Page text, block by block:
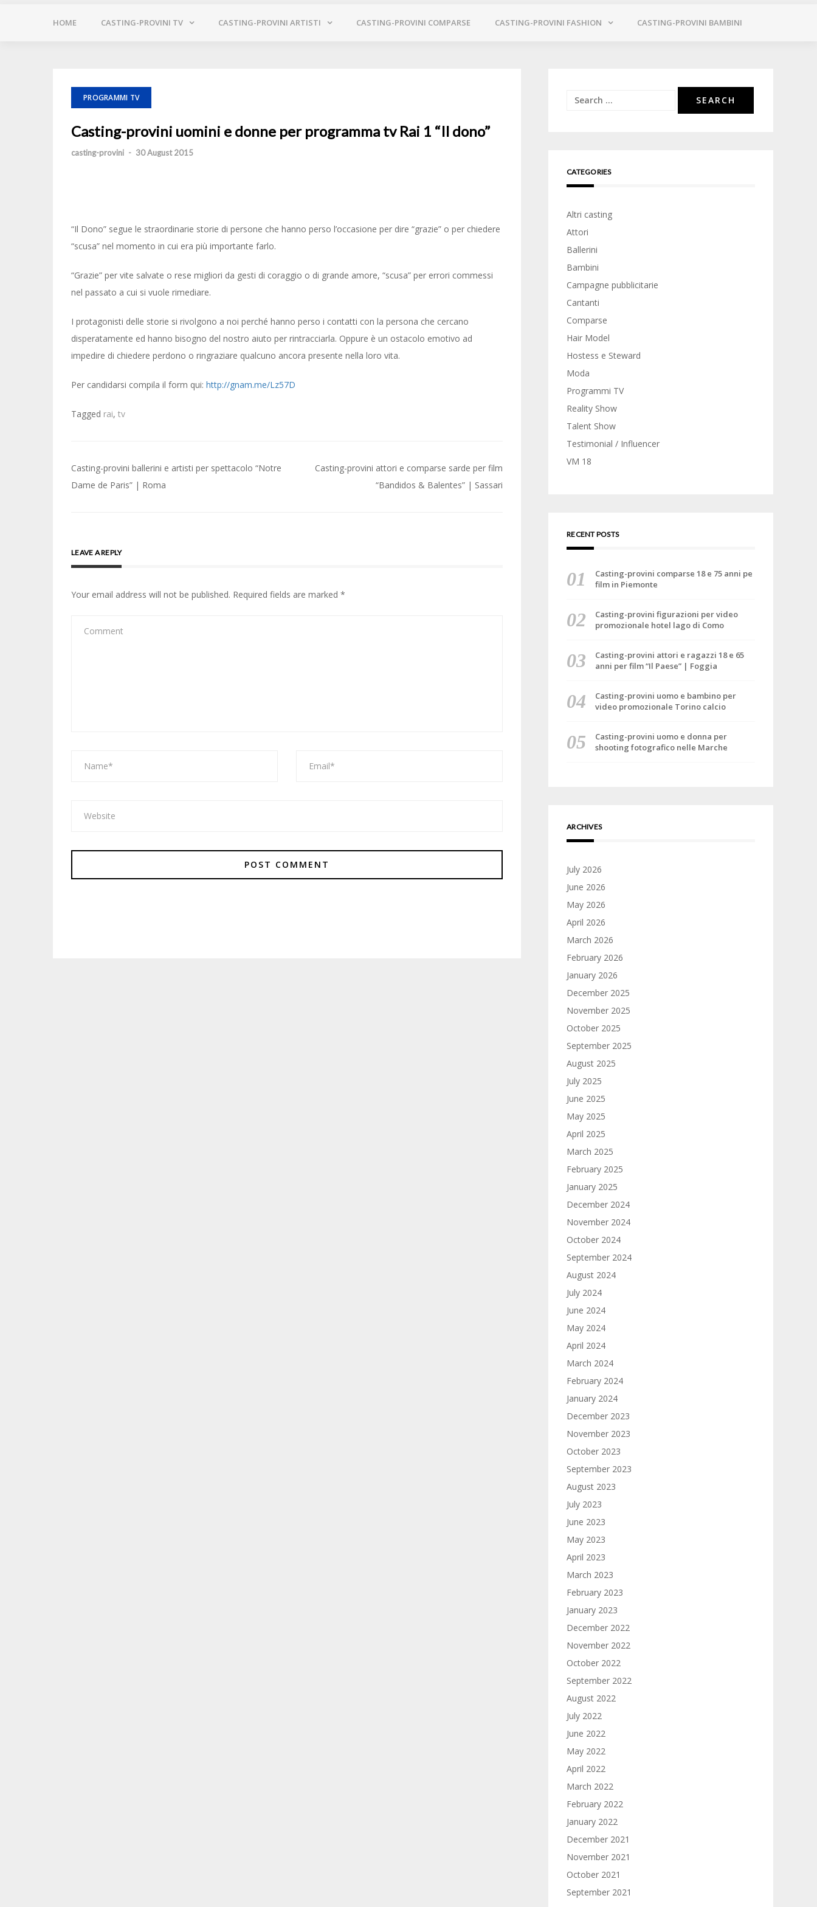
HOME CASTING-PROVINI TV CASTING-PROVINI ARTISTI CASTING-PROVINI COMPARSE CASTING-PROVINI FASHION CASTING-PROVINI BAMBINI
PROGRAMMI TV
Casting-provini uomini e donne per programma tv Rai 1 “Il dono”
casting-provini - 30 August 2015
“Il Dono” segue le straordinarie storie di persone che hanno perso l’occasione per dire “grazie” o per chiedere
“scusa” nel momento in cui era più importante farlo.
“Grazie” per vite salvate o rese migliori da gesti di coraggio o di grande amore, “scusa” per errori commessi
nel passato a cui si vuole rimediare.
I protagonisti delle storie si rivolgono a noi perché hanno perso i contatti con la persona che cercano
disperatamente ed hanno bisogno del nostro aiuto per rintracciarla. Oppure è un ostacolo emotivo ad
impedire di chiedere perdono o ringraziare qualcuno ancora presente nella loro vita.
Per candidarsi compila il form qui: http://gnam.me/Lz57D
Tagged rai, tv
Post
navigation
Casting-provini ballerini e artisti per spettacolo “Notre
Dame de Paris” | Roma
Casting-provini attori e comparse sarde per film
“Bandidos & Balentes” | Sassari
LEAVE A REPLY
Your email address will not be published. Required fields are marked *
Search
CATEGORIES
Altri casting
Attori
Ballerini
Bambini
Campagne pubblicitarie
Cantanti
Comparse
Hair Model
Hostess e Steward
Moda
Programmi TV
Reality Show
Talent Show
Testimonial / Influencer
VM 18
RECENT POSTS
Casting-provini comparse 18 e 75 anni pe
film in Piemonte
Casting-provini figurazioni per video
promozionale hotel lago di Como
Casting-provini attori e ragazzi 18 e 65
anni per film “Il Paese” | Foggia
Casting-provini uomo e bambino per
video promozionale Torino calcio
Casting-provini uomo e donna per
shooting fotografico nelle Marche
ARCHIVES
July 2026
June 2026
May 2026
April 2026
March 2026
February 2026
January 2026
December 2025
November 2025
October 2025
September 2025
August 2025
July 2025
June 2025
May 2025
April 2025
March 2025
February 2025
January 2025
December 2024
November 2024
October 2024
September 2024
August 2024
July 2024
June 2024
May 2024
April 2024
March 2024
February 2024
January 2024
December 2023
November 2023
October 2023
September 2023
August 2023
July 2023
June 2023
May 2023
April 2023
March 2023
February 2023
January 2023
December 2022
November 2022
October 2022
September 2022
August 2022
July 2022
June 2022
May 2022
April 2022
March 2022
February 2022
January 2022
December 2021
November 2021
October 2021
September 2021